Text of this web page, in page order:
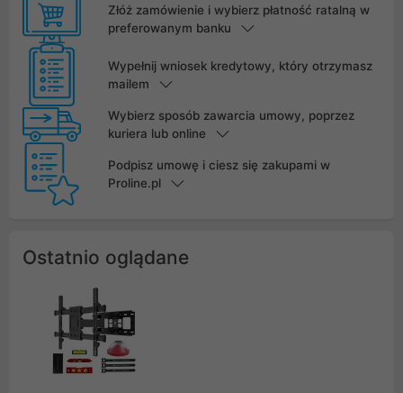
Złóż zamówienie i wybierz płatność ratalną w
preferowanym banku
Wypełnij wniosek kredytowy, który otrzymasz
mailem
Wybierz sposób zawarcia umowy, poprzez
kuriera lub online
Podpisz umowę i ciesz się zakupami w
Proline.pl
Ostatnio oglądane